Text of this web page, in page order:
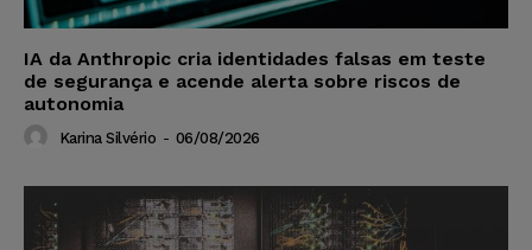
IA da Anthropic cria identidades falsas em teste
de segurança e acende alerta sobre riscos de
autonomia
Karina Silvério - 06/08/2026